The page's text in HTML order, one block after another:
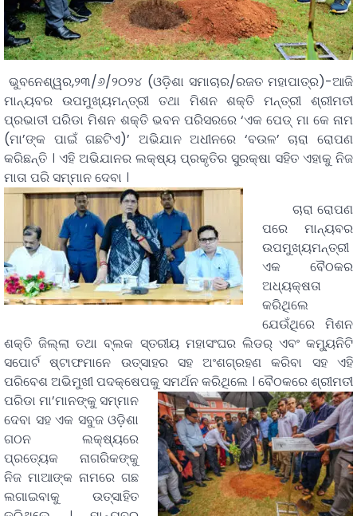
ଭୁବନେଶ୍ୱର,୨୩/୬/୨୦୨୪ (ଓଡ଼ିଶା ସମାଚାର/ରଜତ ମହାପାତ୍ର)-ଆଜି
ମାନ୍ୟବର ଉପମୁଖ୍ୟମନ୍ତ୍ରୀ ତଥା ମିଶନ ଶକ୍ତି ମନ୍ତ୍ରୀ ଶ୍ରୀମତୀ
ପ୍ରଭାତୀ ପରିଡା ମିଶନ ଶକ୍ତି ଭବନ ପରିସରରେ ‘ଏକ ପେଡ୍‌ ମା କେ ନାମ
(ମା’ଙ୍କ ପାଇଁ ଗଛଟିଏ)’ ଅଭିଯାନ ଅଧୀନରେ ‘ବଉଳ’ ଚାରା ରୋପଣ
କରିଛନ୍ତି । ଏହି ଅଭିଯାନର ଲକ୍ଷ୍ୟ ପ୍ରକୃତିର ସୁରକ୍ଷା ସହିତ ଏହାକୁ ନିଜ
ମାତା ପରି ସମ୍ମାନ ଦେବା ।
ଚାରା ରୋପଣ
ପରେ ମାନ୍ୟବର
ଉପମୁଖ୍ୟମନ୍ତ୍ରୀ
ଏକ ବୈଠକର
ଅଧ୍ୟକ୍ଷତା
କରିଥିଲେ
ଯେଉଁଥିରେ ମିଶନ
ଶକ୍ତି ଜିଲ୍ଲା ତଥା ବ୍ଲକ ସ୍ତରୀୟ ମହାସଂଘର ଲିଡର୍‌ ଏବଂ କମୁ୍ୟନିଟି
ସପୋର୍ଟ ଷ୍ଟାଫମାନେ ଉତ୍ସାହର ସହ ଅଂଶଗ୍ରହଣ କରିବା ସହ ଏହି
ପରିବେଶ ଅଭିମୁଖୀ ପଦକ୍ଷେପକୁ ସମର୍ଥନ କରିଥିଲେ । ବୈଠକରେ ଶ୍ରୀମତୀ
ପରିଡା ମା’ମାନଙ୍କୁ ସମ୍ମାନ
ଦେବା ସହ ଏକ ସବୁଜ ଓଡ଼ିଶା
ଗଠନ ଲକ୍ଷ୍ୟରେ
ପ୍ରତ୍ୟେକ ନାଗରିକଙ୍କୁ
ନିଜ ମାଆଙ୍କ ନାମରେ ଗଛ
ଲଗାଇବାକୁ ଉତ୍ସାହିତ